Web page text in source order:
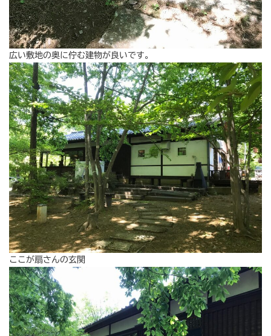
広い敷地の奥に佇む建物が良いです。
ここが扇さんの玄関